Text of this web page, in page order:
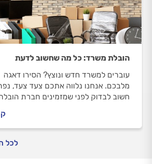
הובלת משרד: כל מה שחשוב לדעת
עוברים למשרד חדש ונוצץ? הסירו דאגה
מלבכם. אנחנו נלווה אתכם צעד צעד,
חשוב לבדוק לפני שמזמינים חברת
לכל